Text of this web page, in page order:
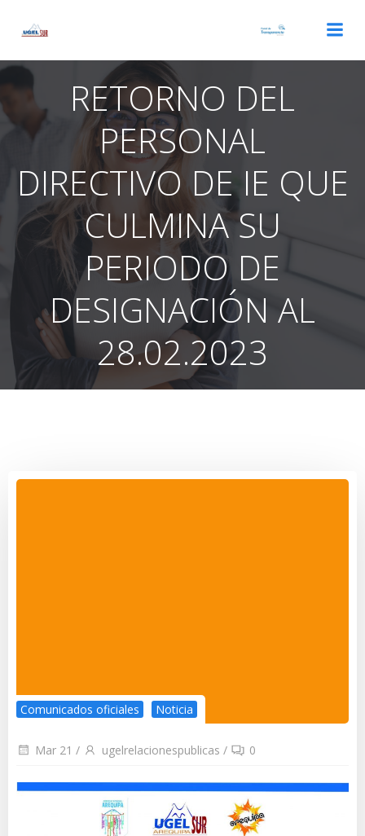
RETORNO DEL
PERSONAL
DIRECTIVO DE IE QUE
CULMINA SU
PERIODO DE
DESIGNACIÓN AL
28.02.2023
Comunicados oficiales Noticia
Mar 21 / ugelrelacionespublicas / 0